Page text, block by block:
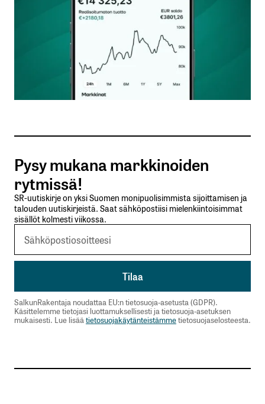
Nimesi tai nimimerkkisi
Sähköpostiosoitteesi
Tilaa SalkunRakentajan uutiskirje
Lähetä kommentti
Pysy mukana markkinoiden
rytmissä!
SR-uutiskirje on yksi Suomen monipuolisimmista sijoittamisen ja
talouden uutiskirjeistä. Saat sähköpostiisi mielenkiintoisimmat
sisällöt kolmesti viikossa.
SalkunRakentaja noudattaa EU:n tietosuoja-asetusta (GDPR).
Käsittelemme tietojasi luottamuksellisesti ja tietosuoja-asetuksen
mukaisesti. Lue lisäätietosuojakäytänteistämmetietosuojaselosteesta.